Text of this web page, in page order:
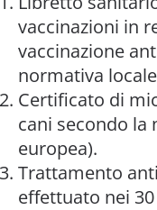
vaccinazioni in
vaccinazione
normativa
Certificato di
cani secondo la
europea).
Trattamento
effettuato nei